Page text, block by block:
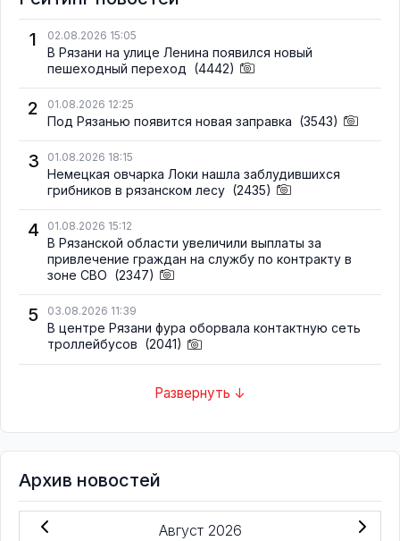
1
02.08.2026 15:05
В Рязани на улице Ленина появился новый
пешеходный переход (4442)
2 01.08.2026 12:25
Под Рязанью появится новая заправка (3543)
3 01.08.2026 18:15
Немецкая овчарка Локи нашла заблудившихся
грибников в рязанском лесу (2435)
4 01.08.2026 15:12
В Рязанской области увеличили выплаты за
привлечение граждан на службу по контракту в
зоне СВО (2347)
5 03.08.2026 11:39
В центре Рязани фура оборвала контактную сеть
троллейбусов (2041)
Развернуть ↓
Архив новостей
Август 2026